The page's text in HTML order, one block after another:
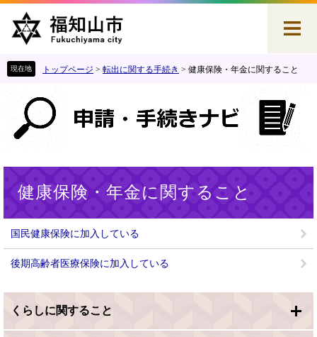
で
す
ば
し
本
トップページ > 転出に関する手続き > 健康保険・年金に関すること
健康保険・年金に関すること
国民健康保険に加入している
後期高齢者医療保険に加入している
くらしに関すること